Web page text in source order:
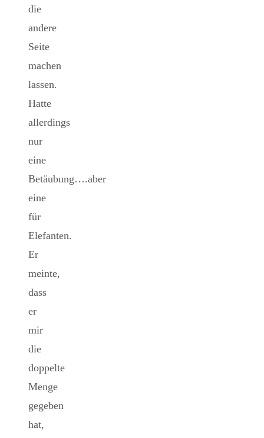
die
andere
Seite
machen
lassen.
Hatte
allerdings
nur
eine
Betäubung….aber
eine
für
Elefanten.
Er
meinte,
dass
er
mir
die
doppelte
Menge
gegeben
hat,